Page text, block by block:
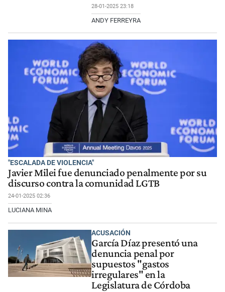
28-01-2025 23:18
ANDY FERREYRA
"ESCALADA DE VIOLENCIA"
Javier Milei fue denunciado penalmente por su
discurso contra la comunidad LGTB
24-01-2025 02:36
LUCIANA MINA
ACUSACIÓN
García Díaz presentó una
denuncia penal por
supuestos "gastos
irregulares" en la
Legislatura de Córdoba